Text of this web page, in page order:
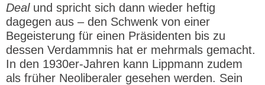
Dealund spricht sich dann wieder heftig
dagegen aus – den Schwenk von einer
Begeisterung für einen Präsidenten bis zu
dessen Verdammnis hat er mehrmals gemacht.
In den 1930er-Jahren kann Lippmann zudem
als früher Neoliberaler gesehen werden. Sein